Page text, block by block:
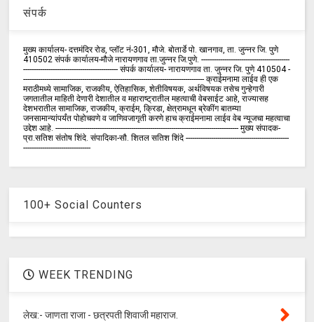
संपर्क
मुख्य कार्यालय- दत्तमंदिर रोड, प्लॉट नं-301, मौजे. बोतार्डे पो. खानगाव, ता. जुन्नर जि. पुणे
410502 संपर्क कार्य‍ालय-मौजे नारायणगाव ता.जुन्नर जि.पुणे. ------------------------------------------
--------------------------------------------- संपर्क कार्यालय- नारायणगाव ता. जुन्नर जि. पुणे 410504 -
-------------------------------------------------------------------------------------- क्राईमनामा लाईव ही एक
मराठीमध्ये सामाजिक, राजकीय, ऐतिहासिक, शेतीविषयक, अर्थविषयक तसेच गुन्हेगारी
जगतातील माहिती देणारी देशातील व महाराष्ट्रातील महत्वाची वेबसाईट आहे, राज्यासह
देशभरातील सामाजिक, राजकीय, क्राईम, क्रिडा, क्षेत्रामधून ब्रेकींग बातम्या
जनसामान्यांपर्यंत पोहोचवणे व जाणिवजागृती करणे हाच क्राईमनामा लाईव वेब न्यूजचा महत्वाचा
उद्देश आहे. --------------------------------------------------------------------------------------- मुख्य संपादक-
प्रा.सतिश संतोष शिंदे. संपादिका-सौ. शितल सतिश शिंदे -------------------------------------------------
--------------------------------
100+ Social Counters
WEEK TRENDING
लेख:- जाणता राजा - छत्रपती शिवाजी महाराज.